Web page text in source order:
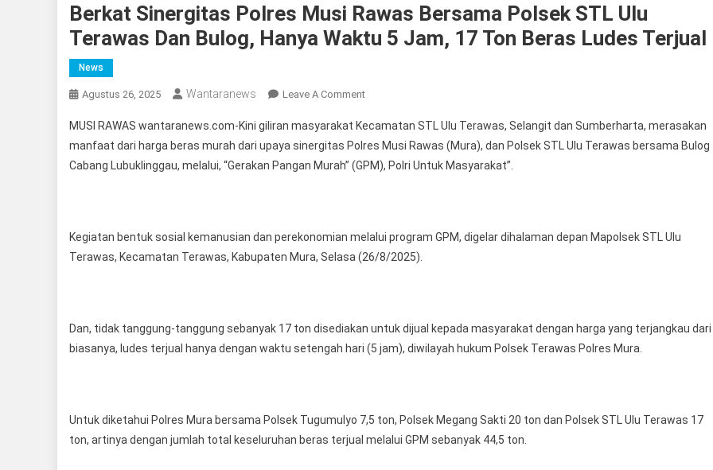
Berkat Sinergitas Polres Musi Rawas Bersama Polsek STL Ulu
Terawas Dan Bulog, Hanya Waktu 5 Jam, 17 Ton Beras Ludes Terjual
News
Agustus 26, 2025 Wantaranews Leave A CommentOn
Sinergitas
Polres
Musi
STL
Ulu
Hanya
Waktu
Ton
Beras
MUSI RAWAS wantaranews.com-Kini giliran masyarakat Kecamatan STL Ulu Terawas, Selangit dan Sumberharta, merasakan
manfaat dari harga beras murah dari upaya sinergitas Polres Musi Rawas (Mura), dan Polsek STL Ulu Terawas bersama Bulog
Cabang Lubuklinggau, melalui, “Gerakan Pangan Murah” (GPM), Polri Untuk Masyarakat”.
Kegiatan bentuk sosial kemanusian dan perekonomian melalui program GPM, digelar dihalaman depan Mapolsek STL Ulu
Terawas, Kecamatan Terawas, Kabupaten Mura, Selasa (26/8/2025).
Dan, tidak tanggung-tanggung sebanyak 17 ton disediakan untuk dijual kepada masyarakat dengan harga yang terjangkau dari
biasanya, ludes terjual hanya dengan waktu setengah hari (5 jam), diwilayah hukum Polsek Terawas Polres Mura.
Untuk diketahui Polres Mura bersama Polsek Tugumulyo 7,5 ton, Polsek Megang Sakti 20 ton dan Polsek STL Ulu Terawas 17
ton, artinya dengan jumlah total keseluruhan beras terjual melalui GPM sebanyak 44,5 ton.